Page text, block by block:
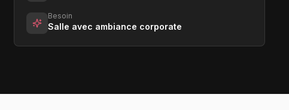
Besoin
Salle avec ambiance corporate